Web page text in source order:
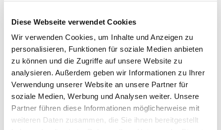
Diese Webseite verwendet Cookies
Wir verwenden Cookies, um Inhalte und Anzeigen zu
personalisieren, Funktionen für soziale Medien anbieten
zu können und die Zugriffe auf unsere Website zu
analysieren. Außerdem geben wir Informationen zu Ihrer
Verwendung unserer Website an unsere Partner für
soziale Medien, Werbung und Analysen weiter. Unsere
Partner führen diese Informationen möglicherweise mit
weiteren Daten zusammen, die Sie ihnen bereitgestellt